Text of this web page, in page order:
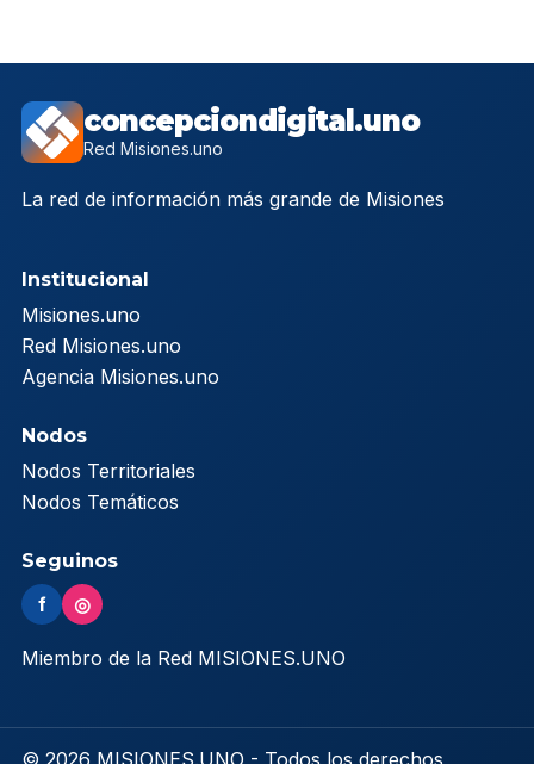
concepciondigital.uno
Red Misiones.uno
La red de información más grande de Misiones
Institucional
Misiones.uno
Red Misiones.uno
Agencia Misiones.uno
Nodos
Nodos Territoriales
Nodos Temáticos
Seguinos
f ◎
Miembro de la Red MISIONES.UNO
© 2026 MISIONES.UNO - Todos los derechos